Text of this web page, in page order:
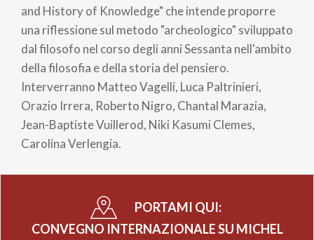
and History of Knowledge" che intende proporre
una riflessione sul metodo "archeologico" sviluppato
dal filosofo nel corso degli anni Sessanta nell'ambito
della filosofia e della storia del pensiero.
Interverranno Matteo Vagelli, Luca Paltrinieri,
Orazio Irrera, Roberto Nigro, Chantal Marazia,
Jean-Baptiste Vuillerod, Niki Kasumi Clemes,
Carolina Verlengia.
PORTAMI QUI:
CONVEGNO INTERNAZIONALE SU MICHEL